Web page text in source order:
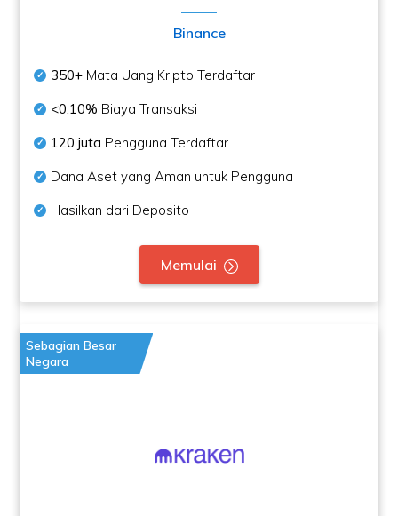
Binance
350+ Mata Uang Kripto Terdaftar
<0.10% Biaya Transaksi
120 juta Pengguna Terdaftar
Dana Aset yang Aman untuk Pengguna
Hasilkan dari Deposito
Memulai
Sebagian Besar
Negara